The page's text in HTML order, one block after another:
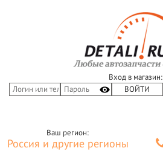
Вход в магазин:
Ваш регион:
Россия и другие регионы